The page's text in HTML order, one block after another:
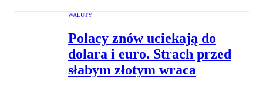
WALUTY
Polacy znów uciekają do
dolara i euro. Strach przed
słabym złotym wraca